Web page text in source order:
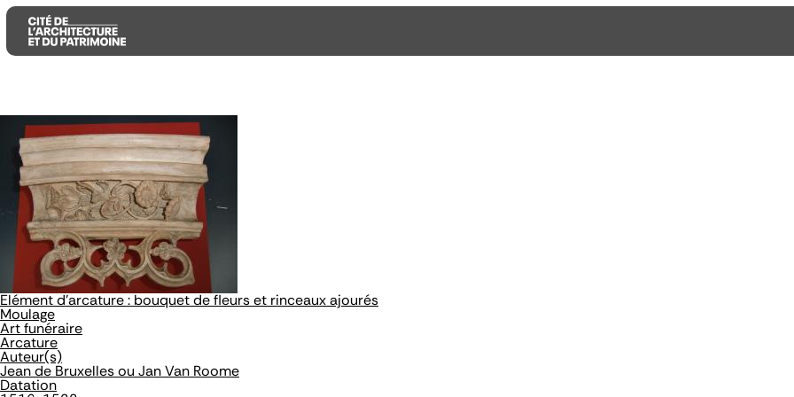
Aller
au
contenu
principal
Aller
au
menu
principal
Aller
recherche
Elément d'arcature : bouquet de fleurs et rinceaux ajourés
Moulage
Art funéraire
Arcature
Auteur(s)
Jean de Bruxelles ou Jan Van Roome
Datation